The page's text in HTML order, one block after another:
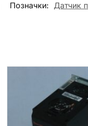
Позначки: Датчик